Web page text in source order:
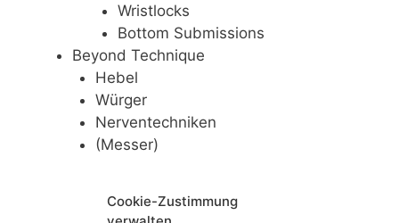
Cookie-Zustimmung
Wristlocks
Bottom Submissions
Beyond Technique
Hebel
Würger
Nerventechniken
(Messer)